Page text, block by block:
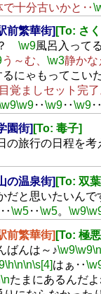
で十分古いかと‥
前繁華街] [To: さ
\w9風呂入って
う～む、 \w3静かな
にゃもってこいだ
覚ましセット完了
\w9‥\w9‥\w9‥
園街] [To: 毒子]
の旅行の日程を考
の温泉街] [To: 双
だと思いたいんで
‥\w5‥\w5。 \w9
前繁華街] [To: 極
ばんは～♪\w9\w9\n
\h\n\n\s[4]はぁ‥
\nたまにあるんだ